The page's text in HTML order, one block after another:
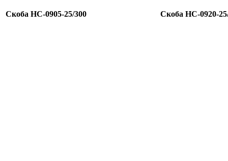
Скоба HC-0905-25/300 Скоба HC-0920-